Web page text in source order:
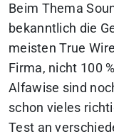
Beim Thema
bekanntlich die
meisten True
Firma, nicht 100
Alfawise sind
schon vieles
Test an